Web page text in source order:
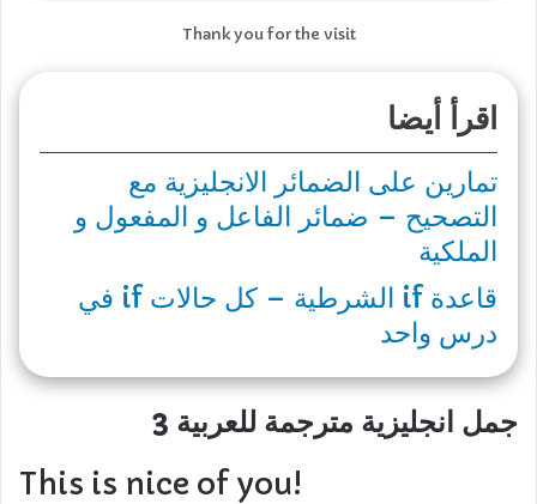
Thank you for the visit
اقرأ أيضا
تمارين على الضمائر الانجليزية مع
التصحيح – ضمائر الفاعل و المفعول و
الملكية
قاعدة if الشرطية – كل حالات if في
درس واحد
جمل انجليزية مترجمة للعربية 3
This is nice of you!